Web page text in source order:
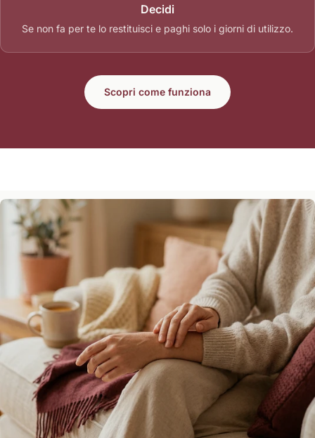
Decidi
Se non fa per te lo restituisci e paghi solo i giorni di utilizzo.
Scopri come funziona